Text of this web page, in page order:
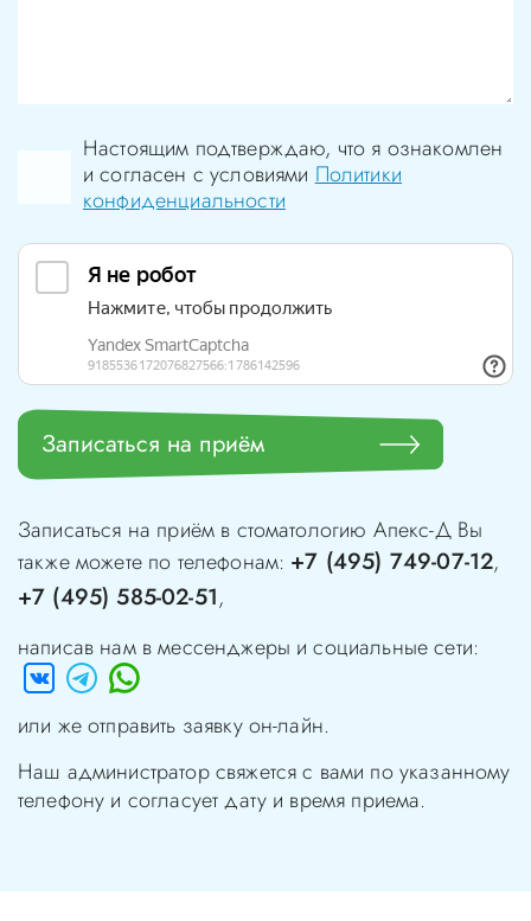
Настоящим подтверждаю, что я ознакомлен
и согласен с условиямиПолитики
конфиденциальности
Записаться на приём
Записаться на приём в стоматологию Апекс-ДВы
также можете по телефонам: +7 (495) 749-07-12,
+7 (495) 585-02-51,
написав нам в мессенджеры и социальные сети:
или же отправить заявку он-лайн.
Наш администратор свяжется с вами по указанному
телефону и согласует дату и время приема.